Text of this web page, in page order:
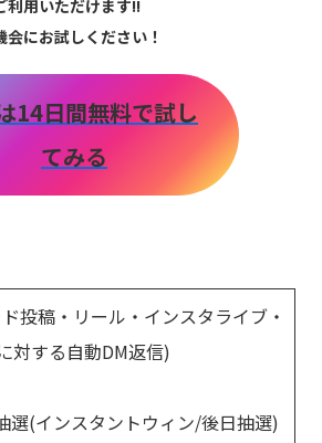
利用いただけます!!
にお試しください！
14日間無料で試し
てみる
投稿・リール・インスタライブ・
対する自動DM返信)
選(インスタントウィン/後日抽選)